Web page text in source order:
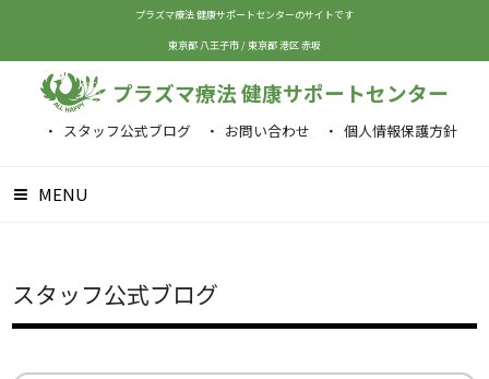
プラズマ療法 健康サポートセンターのサイトです
東京都 八王子市/東京都 港区 赤坂
プラズマ療法 健康サポートセンター
スタッフ公式ブログ お問い合わせ 個人情報保護方針
MENU
スタッフ公式ブログ